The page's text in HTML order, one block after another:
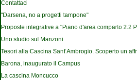
Contattaci
"Darsena, no a progetti tampone"
Proposte integrative a "Piano d'area comparto 2.2
Uno studio sul Manzoni
Tesori alla Cascina Sant’Ambrogio. Scoperto un
Barona, inaugurato il Campus
La cascina Moncucco